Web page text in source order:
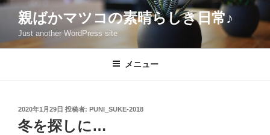
コ
ン
親ばかマツコの素晴らしき日常♪
Just another WordPress site
メニュー
投
稿
日:
2020年1月29日 投稿者: PUNI_SUKE-2018
冬を探しに…